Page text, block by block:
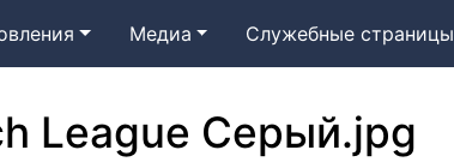
Медиа Служебные страницы
League Серый.jpg